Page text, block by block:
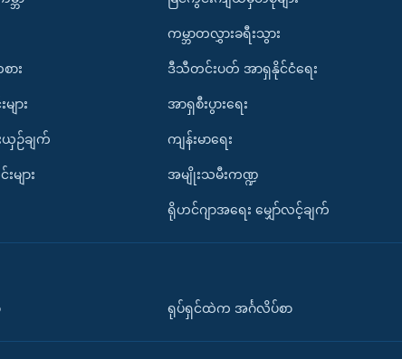
ား
ား
ယှဉ်ချက်
များ
ကမ္ဘာတလွှားခရီးသွား
ဒီသီတင်းပတ် အာရှနိုင်ငံရေး
အာရှစီးပွားရေး
ကျန်းမာရေး
အမျိုးသမီးကဏ္ဍ
ရိုဟင်ဂျာအရေး မျှော်လင့်ချက်
ရုပ်ရှင်ထဲက အင်္ဂလိပ်စာ